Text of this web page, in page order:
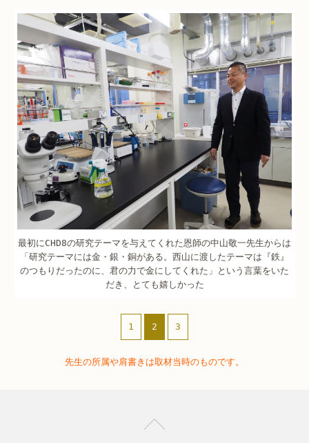
最初にCHD8の研究テーマを与えてくれた恩師の中山敬一先生からは
「研究テーマには金・銀・銅がある。西山に渡したテーマは『鉄』
のつもりだったのに、君の力で金にしてくれた」という言葉をいた
だき、とても嬉しかった
1 2 3